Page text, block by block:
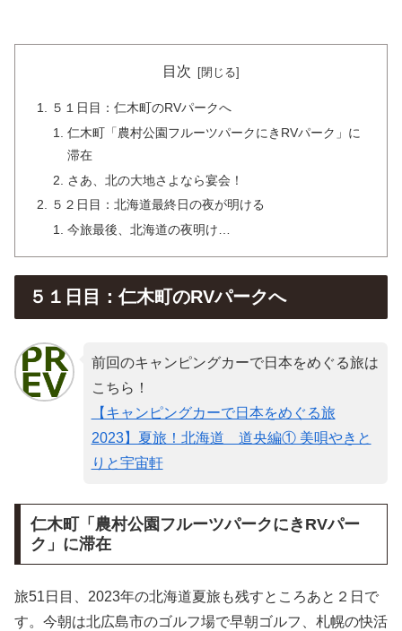
目次
５１日目：仁木町のRVパークへ
仁木町「農村公園フルーツパークにきRVパーク」に
滞在
さあ、北の大地さよなら宴会！
５２日目：北海道最終日の夜が明ける
今旅最後、北海道の夜明け…
５１日目：仁木町のRVパークへ
前回のキャンピングカーで日本をめぐる旅は
こちら！
【キャンピングカーで日本をめぐる旅
2023】夏旅！北海道 道央編① 美唄やきと
りと宇宙軒
仁木町「農村公園フルーツパークにきRVパー
ク」に滞在
旅51日目、2023年の北海道夏旅も残すところあと２日で
す。今朝は北広島市のゴルフ場で早朝ゴルフ、札幌の快活